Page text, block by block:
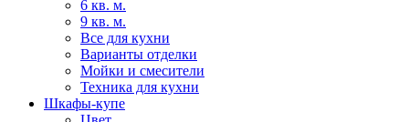
6 кв. м.
9 кв. м.
Все для кухни
Варианты отделки
Мойки и смесители
Техника для кухни
Шкафы-купе